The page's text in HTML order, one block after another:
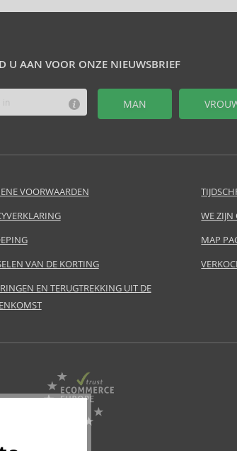
U AAN VOOR ONZE NIEUWSBRIEF
MAN
VOORWAARDEN
VAN DE KORTING
EN TERUGTREKKING UIT DE
WE ZIJN
MAP